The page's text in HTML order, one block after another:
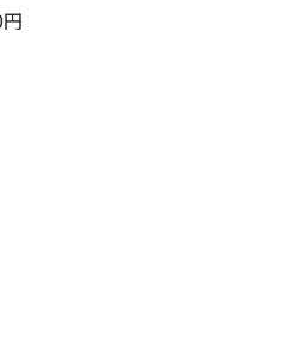
円